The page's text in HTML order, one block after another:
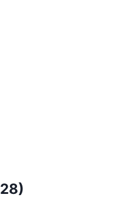
28)